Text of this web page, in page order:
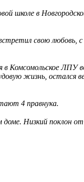
школе в
свою
в Комсомольское
жизнь, остался
4 правнука.
Низкий поклон от